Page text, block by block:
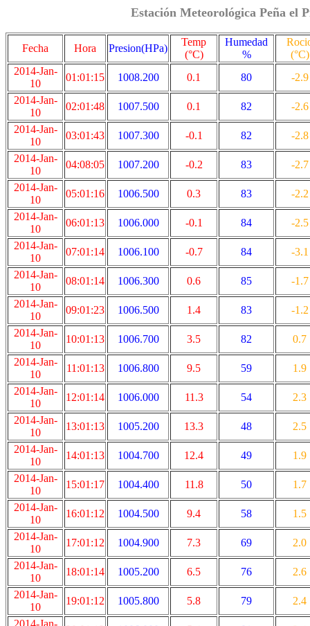
Estación Meteorológica Peña el
Fecha Hora Presion(HPa)
Temp
(°C)
Humedad
%
(°C)
2014-Jan-
10
01:01:15 1008.200 0.1 80
-2.9
2014-Jan-
10
02:01:48 1007.500 0.1 82
-2.6
2014-Jan-
10
03:01:43 1007.300 -0.1 82
-2.8
2014-Jan-
10
04:08:05 1007.200 -0.2 83
-2.7
2014-Jan-
10
05:01:16 1006.500 0.3 83
-2.2
2014-Jan-
10
06:01:13 1006.000 -0.1 84
-2.5
2014-Jan-
10
07:01:14 1006.100 -0.7 84
-3.1
2014-Jan-
10
08:01:14 1006.300 0.6 85
-1.7
2014-Jan-
10
09:01:23 1006.500 1.4 83
-1.2
2014-Jan-
10
10:01:13 1006.700 3.5 82
0.7
2014-Jan-
10
11:01:13 1006.800 9.5 59
1.9
2014-Jan-
10
12:01:14 1006.000 11.3 54
2.3
2014-Jan-
10
13:01:13 1005.200 13.3 48
2.5
2014-Jan-
10
14:01:13 1004.700 12.4 49
1.9
2014-Jan-
10
15:01:17 1004.400 11.8 50
1.7
2014-Jan-
10
16:01:12 1004.500 9.4 58
1.5
2014-Jan-
10
17:01:12 1004.900 7.3 69
2.0
2014-Jan-
10
18:01:14 1005.200 6.5 76
2.6
2014-Jan-
10
19:01:12 1005.800 5.8 79
2.4
2014-Jan-